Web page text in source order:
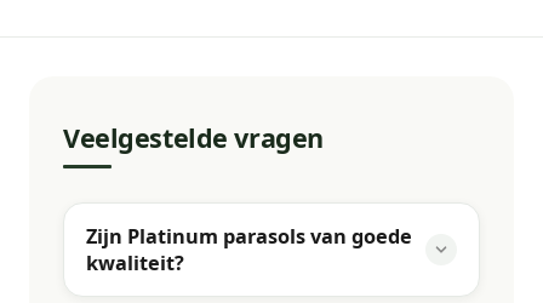
Veelgestelde vragen
Zijn Platinum parasols van goede
kwaliteit?